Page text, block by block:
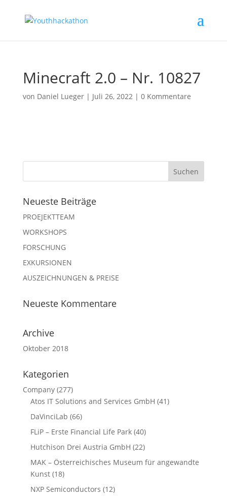
Minecraft 2.0 – Nr. 10827
von Daniel Lueger| Juli 26, 2022| 0 Kommentare
Neueste Beiträge
PROEJEKTTEAM
WORKSHOPS
FORSCHUNG
EXKURSIONEN
AUSZEICHNUNGEN & PREISE
Neueste Kommentare
Archive
Oktober 2018
Kategorien
Company(277)
Atos IT Solutions and Services GmbH (41)
DaVinciLab (66)
FLiP – Erste Financial Life Park(40)
Hutchison Drei Austria GmbH (22)
MAK – Österreichisches Museum für angewandte
Kunst(18)
NXP Semiconductors (12)